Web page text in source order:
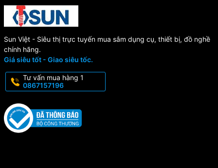
Sun Việt - Siêu thị trực tuyến mua sắm dụng cụ, thiết bị, đồ nghề
chính hãng.
Giá siêu tốt - Giao siêu tốc.
Tư vấn mua hàng 1
0867157196